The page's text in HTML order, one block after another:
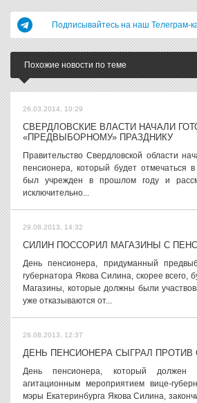
Подписывайтесь на наш Телеграм-
Похожие новости по теме
26.03.2014, 10:29
СВЕРДЛОВСКИЕ ВЛАСТИ НАЧАЛИ
«ПРЕДВЫБОРНОМУ» ПРАЗДНИКУ
Правительство Свердловской области
пенсионера, который будет отмечаться
был учрежден в прошлом году и
исключительно...
29.08.2013, 14:32
СИЛИН ПОССОРИЛ МАГАЗИНЫ С
День пенсионера, придуманный
губернатора Якова Силина, скорее всего,
Магазины, которые должны были
уже отказываются от...
28.08.2013, 12:37
ДЕНЬ ПЕНСИОНЕРА СЫГРАЛ ПРОТИВ
День пенсионера, который должен
агитационным мероприятием вице-
мэры Екатеринбурга Якова Силина,